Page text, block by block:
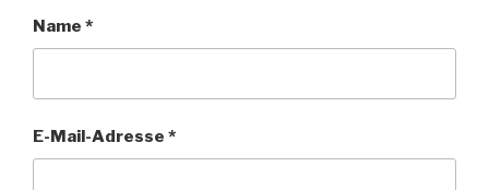
Name *
E-Mail-Adresse *